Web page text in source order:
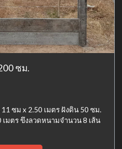
ซม.
ซม x 2.50 เมตร ฝังดิน 50 ซม.
เมตร ขึงลวดหนามจำนวน 8 เส้น